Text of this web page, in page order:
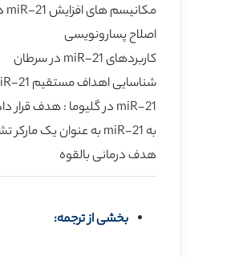
مکانیسم های افزایش miR-21 در سرطان: کنترل نظارتی چند سطحی
اصلاح پسارونویسی
کاربردهای miR-21 در سرطان
شناسایی اهداف مستقیم miR-21
miR-21 در گلیوما : هدف قرار دادن چرخه سلولی، آپوپتوز و تهاجم
به miR-21 به عنوان یک مارکر تشخیصی و پیش شناخت
هدف درمانی بالقوه
بخشی از ترجمه: